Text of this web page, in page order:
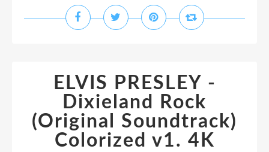
ELVIS PRESLEY -
Dixieland Rock
(Original Soundtrack)
Colorized v1. 4K